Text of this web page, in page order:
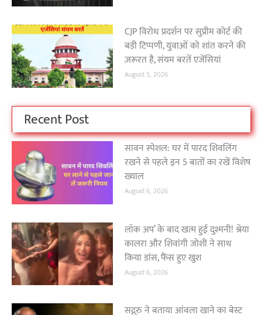
CJP विरोध प्रदर्शन पर सुप्रीम कोर्ट की
बड़ी टिप्पणी, युवाओं को शांत करने की
ज़रूरत है, संयम बरतें एजेंसियां
August 5, 2026
Recent Post
सावन स्पेशल: घर में पारद शिवलिंग
रखने से पहले इन 5 बातों का रखें विशेष
ख्याल
August 6, 2026
लॉक अप’ के बाद खत्म हुई दुश्मनी! श्रेया
कालरा और शिवांगी जोशी ने साथ
किया डांस, फैंस हुए खुश
August 6, 2026
सद्गुरु ने बताया आंवला खाने का बेस्ट